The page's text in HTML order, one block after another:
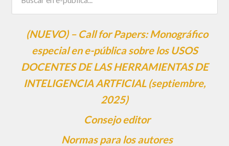
(NUEVO) – Call for Papers: Monográfico
especial en e-pública sobre los USOS
DOCENTES DE LAS HERRAMIENTAS DE
INTELIGENCIA ARTFICIAL (septiembre,
2025)
Consejo editor
Normas para los autores